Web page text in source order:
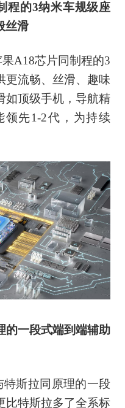
程的3纳米车规级座
丝滑
A18芯片同制程的3
更流畅、丝滑、趣味
如顶级手机，导航精
领先1-2代，为持续
的一段式端到端辅助
斯拉同原理的一段
比特斯拉多了全系标